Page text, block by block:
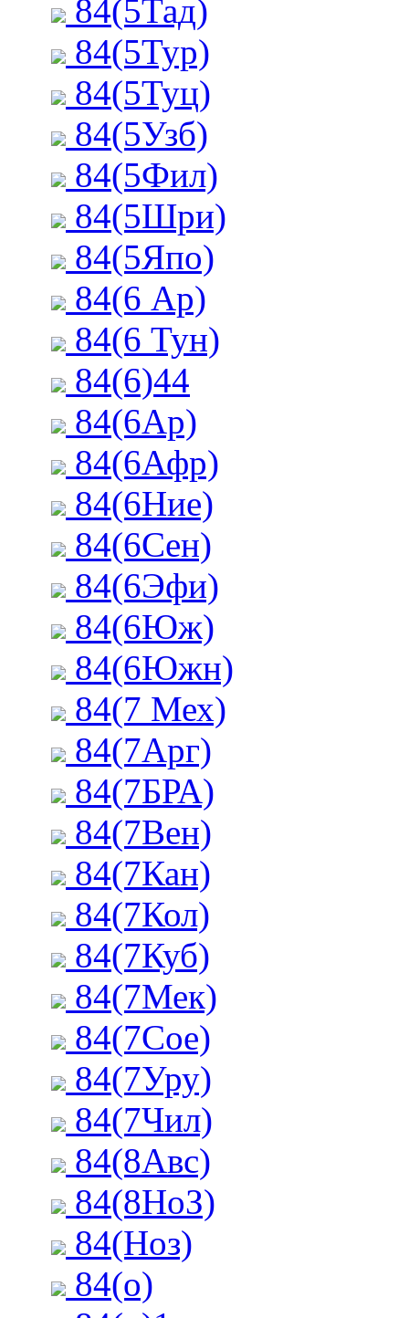
84(5Тад)
84(5Тур)
84(5Туц)
84(5Узб)
84(5Фил)
84(5Шри)
84(5Япо)
84(6 Ар)
84(6 Тун)
84(6)44
84(6Ар)
84(6Афр)
84(6Ние)
84(6Сен)
84(6Эфи)
84(6Юж)
84(6Южн)
84(7 Мех)
84(7Арг)
84(7БРА)
84(7Вен)
84(7Кан)
84(7Кол)
84(7Куб)
84(7Мек)
84(7Сое)
84(7Уру)
84(7Чил)
84(8Авс)
84(8НоЗ)
84(Ноз)
84(о)